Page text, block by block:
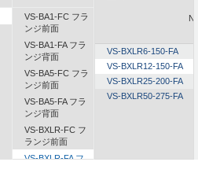
VS-BA1-FC フラ
ンジ前面
VS-BA1-FA フラ
ンジ背面
VS-BA5-FC フラ
ンジ前面
VS-BA5-FA フラ
ンジ背面
VS-BXLR-FC フ
ランジ前面
VS-BXLR-FA フ
VS-BXLR6-150-FA
VS-BXLR12-150-FA
VS-BXLR25-200-FA
VS-BXLR50-275-FA